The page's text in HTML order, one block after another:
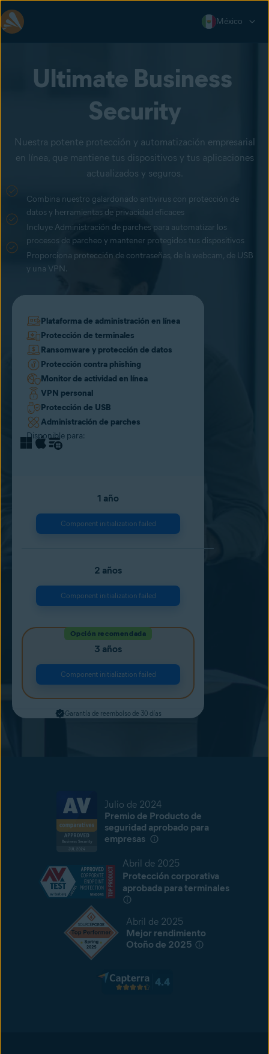
México
Ultimate Business
Security
Nuestra potente protección y automatización empresarial
en línea, que mantiene tus dispositivos y tus aplicaciones
actualizados y seguros.
Combina nuestro galardonado antivirus con protección de
datos y herramientas de privacidad eficaces
Incluye Administración de parches para automatizar los
procesos de parcheo y mantener protegidos tus dispositivos
Proporciona protección de contraseñas, de la webcam, de USB
y una VPN.
Plataforma de administración en línea
Protección de terminales
Ransomware y protección de datos
Protección contra phishing
Monitor de actividad en línea
VPN personal
Protección de USB
Administración de parches
Disponible para:
1 año
Component initialization failed
2 años
Component initialization failed
Opción recomendada
3 años
Component initialization failed
Garantía de reembolso de 30 días
Julio de 2024
Premio de Producto de
seguridad aprobado para
empresas
Abril de 2025
Protección corporativa
aprobada para terminales
Abril de 2025
Mejor rendimiento
Otoño de 2025